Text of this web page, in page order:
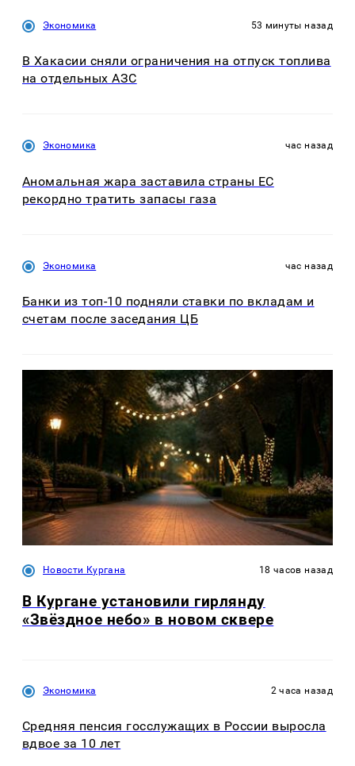
Экономика 53 минуты назад
В Хакасии сняли ограничения на отпуск топлива
на отдельных АЗС
Экономика час назад
Аномальная жара заставила страны ЕС
рекордно тратить запасы газа
Экономика час назад
Банки из топ-10 подняли ставки по вкладам и
счетам после заседания ЦБ
Новости Кургана 18 часов назад
В Кургане установили гирлянду
«Звёздное небо» в новом сквере
Экономика 2 часа назад
Средняя пенсия госслужащих в России выросла
вдвое за 10 лет